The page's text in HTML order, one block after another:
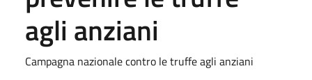
agli anziani
Campagna nazionale contro le truffe agli anziani